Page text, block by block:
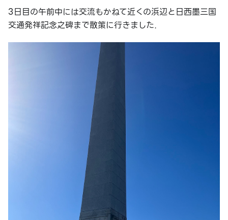
3日目の午前中には交流もかねて近くの浜辺と日西墨三国
交通発祥記念之碑まで散策に行きました．